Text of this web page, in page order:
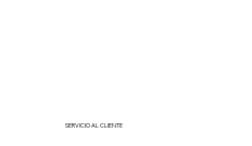
SERVICIO AL CLIENTE